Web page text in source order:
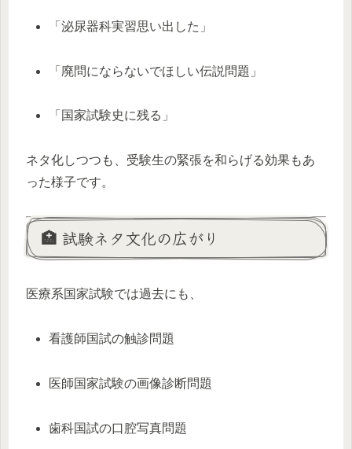
「泌尿器科実習思い出した」
「廃問にならないでほしい伝説問題」
「国家試験史に残る」
ネタ化しつつも、受験生の緊張を和らげる効果もあ
った様子です。
🏥 試験ネタ文化の広がり
医療系国家試験では過去にも、
看護師国試の触診問題
医師国家試験の画像診断問題
歯科国試の口腔写真問題